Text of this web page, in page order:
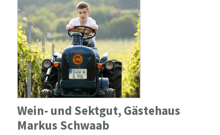
Wein- und Sektgut, Gästehaus
Markus Schwaab